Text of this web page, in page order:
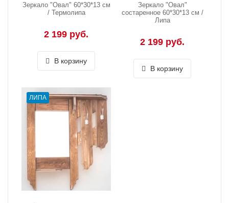
Зеркало "Овал" 60*30*13 см
/ Термолипа
2 199 руб.
В корзину
Зеркало "Овал"
состаренное 60*30*13 см /
Липа
2 199 руб.
В корзину
ЛИПА